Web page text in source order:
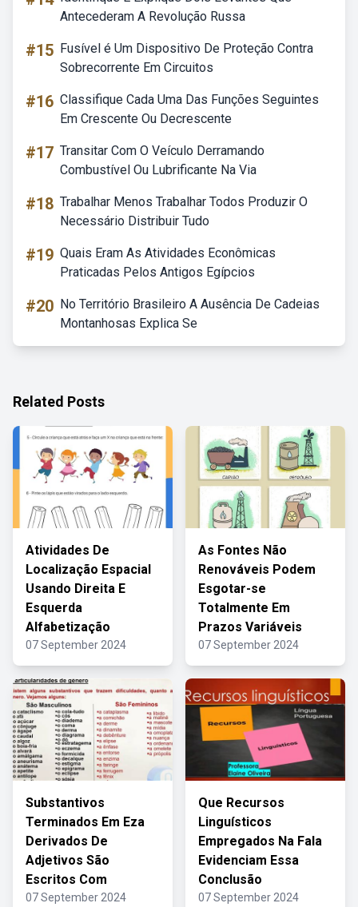
Antecederam A Revolução Russa
#15 Fusível é Um Dispositivo De Proteção Contra
Sobrecorrente Em Circuitos
#16 Classifique Cada Uma Das Funções Seguintes
Em Crescente Ou Decrescente
#17 Transitar Com O Veículo Derramando
Combustível Ou Lubrificante Na Via
#18 Trabalhar Menos Trabalhar Todos Produzir O
Necessário Distribuir Tudo
#19 Quais Eram As Atividades Econômicas
Praticadas Pelos Antigos Egípcios
#20 No Território Brasileiro A Ausência De Cadeias
Montanhosas Explica Se
Related Posts
Atividades De
Localização Espacial
Usando Direita E
Esquerda
Alfabetização
07 September 2024
As Fontes Não
Renováveis Podem
Esgotar-se
Totalmente Em
Prazos Variáveis
07 September 2024
Substantivos
Terminados Em Eza
Derivados De
Adjetivos São
Escritos Com
07 September 2024
Que Recursos
Linguísticos
Empregados Na Fala
Evidenciam Essa
Conclusão
07 September 2024